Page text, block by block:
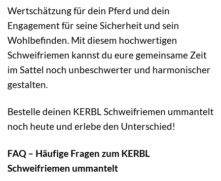
Wertschätzung für dein Pferd und dein
Engagement für seine Sicherheit und sein
Wohlbefinden. Mit diesem hochwertigen
Schweifriemen kannst du eure gemeinsame Zeit
im Sattel noch unbeschwerter und harmonischer
gestalten.
Bestelle deinen KERBL Schweifriemen ummantelt
noch heute und erlebe den Unterschied!
FAQ – Häufige Fragen zum KERBL
Schweifriemen ummantelt